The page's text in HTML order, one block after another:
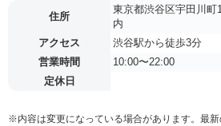
住所
東京都渋谷区宇田川
内
アクセス
渋谷駅から徒歩3分
営業時間
10:00〜22:00
定休日
※内容は変更になっている場合があります。最